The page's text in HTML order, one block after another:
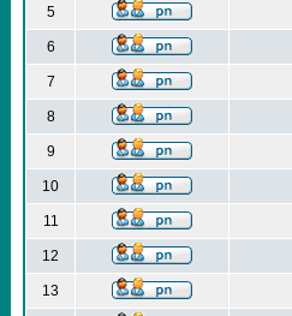
5
6
7
8
9
10
11
12
13